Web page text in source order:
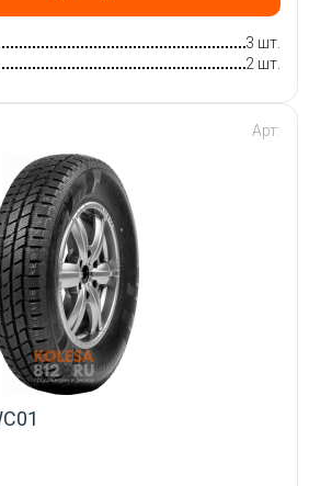
3 шт.
2 шт.
Арт: